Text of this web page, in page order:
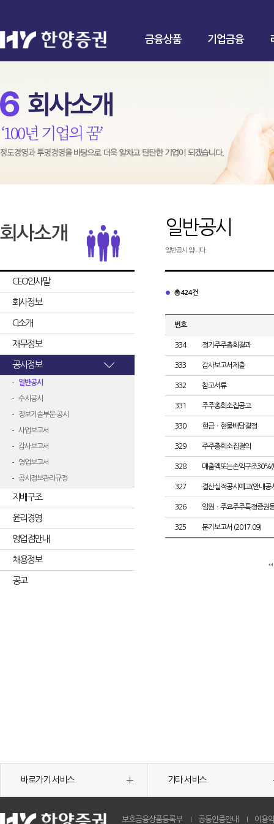
금융상품 기업금융
CEO인사말
회사정보
CI소개
재무정보
공시정보
일반공시
수시공시
정보기술부문 공시
사업보고서
감사보고서
영업보고서
공시정보관리규정
지배구조
윤리경영
영업점안내
채용정보
공고
일반공시
일반공시 입니다.
총 424건
번호
334 정기주주총회결과
333 감사보고서제출
332 참고서류
331 주주총회소집공고
330 현금ㆍ현물배당결정
329 주주총회소집결의
328 매출액또는손익구조
327 결산실적공시예고(안내공
326 임원ㆍ주요주주특정증권
325 분기보고서 (2017.09)
바로가기 서비스 기타 서비스
보호금융상품등록부 공동인증안내 이용